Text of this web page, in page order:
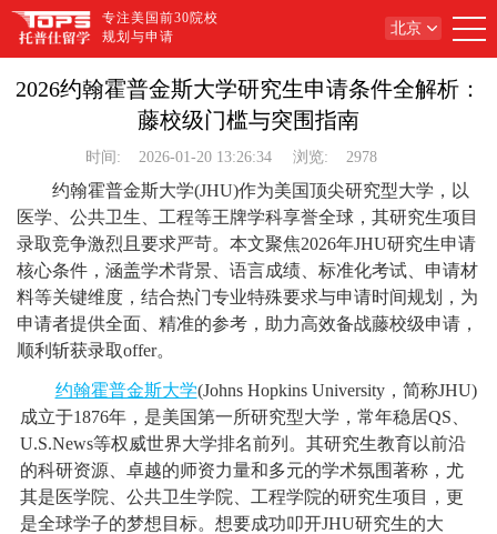
专注美国前30院校
规划与申请
北京
2026约翰霍普金斯大学研究生申请条件全解析：
藤校级门槛与突围指南
时间: 2026-01-20 13:26:34 浏览: 2978
约翰霍普金斯大学(JHU)作为美国顶尖研究型大学，以
医学、公共卫生、工程等王牌学科享誉全球，其研究生项目
录取竞争激烈且要求严苛。本文聚焦2026年JHU研究生申请
核心条件，涵盖学术背景、语言成绩、标准化考试、申请材
料等关键维度，结合热门专业特殊要求与申请时间规划，为
申请者提供全面、精准的参考，助力高效备战藤校级申请，
顺利斩获录取offer。
约翰霍普金斯大学(Johns Hopkins University，简称JHU)
成立于1876年，是美国第一所研究型大学，常年稳居QS、
U.S.News等权威世界大学排名前列。其研究生教育以前沿
的科研资源、卓越的师资力量和多元的学术氛围著称，尤
其是医学院、公共卫生学院、工程学院的研究生项目，更
是全球学子的梦想目标。想要成功叩开JHU研究生的大